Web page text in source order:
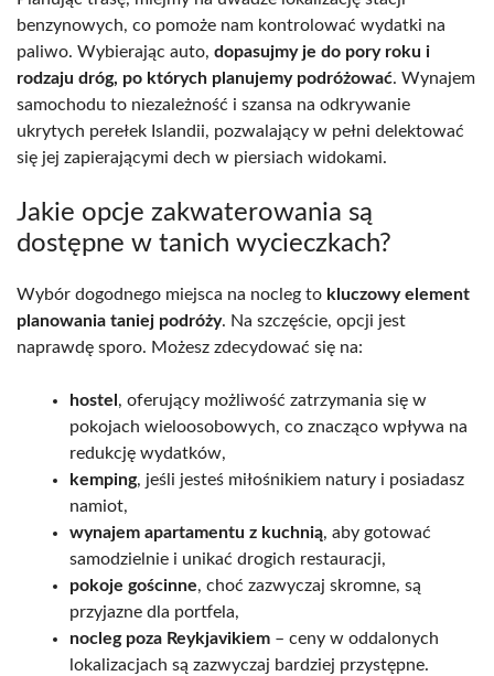
benzynowych, co pomoże nam kontrolować wydatki na
paliwo. Wybierając auto, dopasujmy je do pory roku i
rodzaju dróg, po których planujemy podróżować. Wynajem
samochodu to niezależność i szansa na odkrywanie
ukrytych perełek Islandii, pozwalający w pełni delektować
się jej zapierającymi dech w piersiach widokami.
Jakie opcje zakwaterowania są
dostępne w tanich wycieczkach?
Wybór dogodnego miejsca na nocleg to kluczowy element
planowania taniej podróży. Na szczęście, opcji jest
naprawdę sporo. Możesz zdecydować się na:
hostel , oferujący możliwość zatrzymania się w
pokojach wieloosobowych, co znacząco wpływa na
redukcję wydatków,
kemping, jeśli jesteś miłośnikiem natury i posiadasz
namiot,
wynajem apartamentu z kuchnią, aby gotować
samodzielnie i unikać drogich restauracji,
pokoje gościnne, choć zazwyczaj skromne, są
przyjazne dla portfela,
nocleg poza Reykjavikiem – ceny w oddalonych
lokalizacjach są zazwyczaj bardziej przystępne.